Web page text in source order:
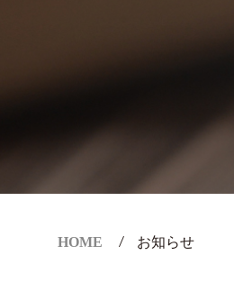
HOME お知らせ